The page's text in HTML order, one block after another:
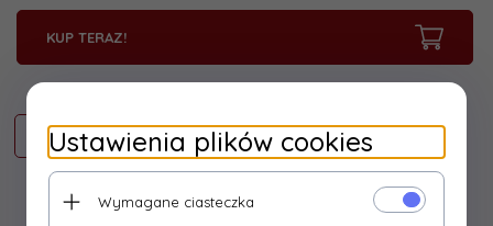
KUP TERAZ!
Ustawienia plików cookies
Wymagane ciasteczka